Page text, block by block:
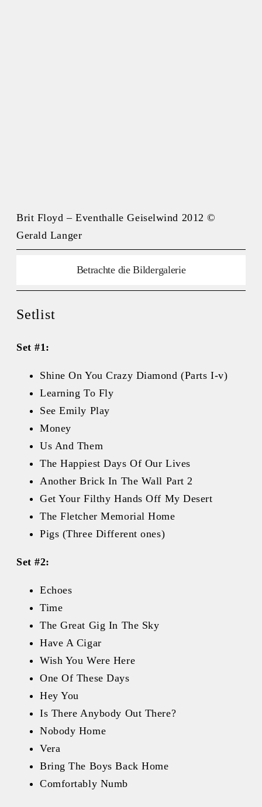
Brit Floyd – Eventhalle Geiselwind 2012 ©
Gerald Langer
Betrachte die Bildergalerie
Setlist
Set #1:
Shine On You Crazy Diamond (Parts I-v)
Learning To Fly
See Emily Play
Money
Us And Them
The Happiest Days Of Our Lives
Another Brick In The Wall Part 2
Get Your Filthy Hands Off My Desert
The Fletcher Memorial Home
Pigs (Three Different ones)
Set #2:
Echoes
Time
The Great Gig In The Sky
Have A Cigar
Wish You Were Here
One Of These Days
Hey You
Is There Anybody Out There?
Nobody Home
Vera
Bring The Boys Back Home
Comfortably Numb